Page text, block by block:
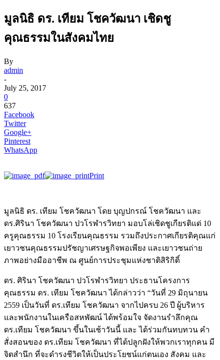
มูลนิธิ ดร. เทียม โชควัฒนา เชิดชู
คุณธรรมในสังคมไทย
By
admin
-
July 25, 2017
0
637
Facebook
Twitter
Google+
Pinterest
WhatsApp
Print
มูลนิธิ ดร. เทียม โชควัฒนา โดย บุญปกรณ์ โชควัฒนา และ
ดร.ศิรินา โชควัฒนา ปวโรฬารวิทยา มอบโล่เชิดชูเกียรติแด่ 10
ครูคุณธรรม 10 โรงเรียนคุณธรรม รวมถึงประกาศเกียรติคุณแก่
เยาวชนคุณธรรมปรัชญาเศรษฐกิจพอเพียง และเยาวชนถ่าย
ภาพอย่างมืออาชีพ ณ ศูนย์การประชุมแห่งชาติสิริกิติ์
ดร. ศิรินา โชควัฒนา ปวโรฬารวิทยา ประธานโครงการ
คุณธรรม ดร. เทียม โชควัฒนา ได้กล่าวว่า “วันที่ 29 มิถุนายน
2559 เป็นวันที่ ดร.เทียม โชควัฒนา จากไปครบ 26 ปี ผู้บริหาร
และพนักงานในเครือสหพัฒน์ ได้พร้อมใจ จัดงานรำลึกคุณ
ดร.เทียม โชควัฒนา ขึ้นในเช้าวันนี้ และ ได้ร่วมกันทบทวน คำ
สั่งสอนของ ดร.เทียม โชควัฒนา ที่ได้ปลูกฝังให้พวกเราทุกคน มี
จิตสำนึก ที่จะดำรงชีวิตให้เป็นประโยชน์แก่ตนเอง สังคม และ